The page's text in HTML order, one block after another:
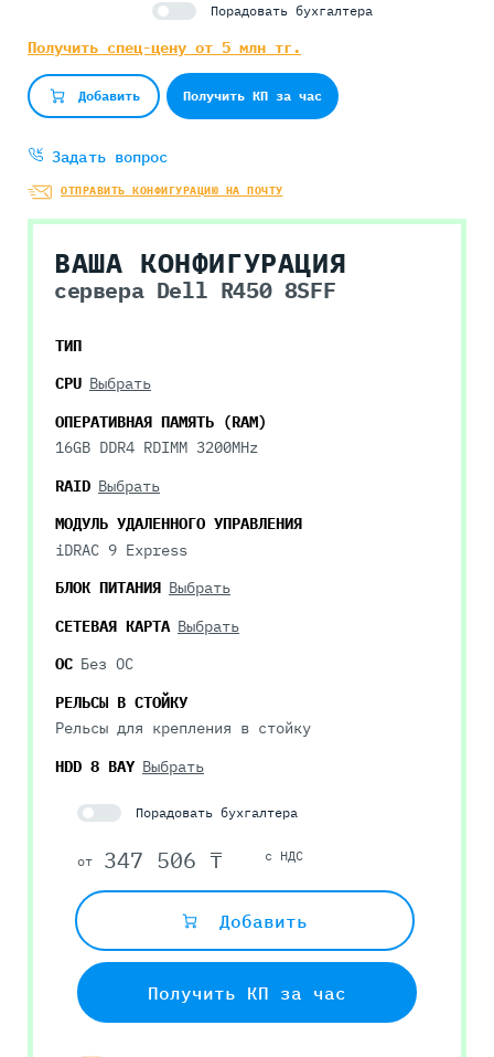
Порадовать бухгалтера
Получить спец-цену от 5 млн тг.
Добавить Получить КП за час
Задать вопрос
ОТПРАВИТЬ КОНФИГУРАЦИЮ НА ПОЧТУ
ВАША КОНФИГУРАЦИЯ
сервера Dell R450 8SFF
ТИП
CPU Выбрать
ОПЕРАТИВНАЯ ПАМЯТЬ (RAM)
16GB DDR4 RDIMM 3200MHz
RAID Выбрать
МОДУЛЬ УДАЛЕННОГО УПРАВЛЕНИЯ
iDRAC 9 Express
БЛОК ПИТАНИЯ Выбрать
СЕТЕВАЯ КАРТА Выбрать
ОС Без ОС
РЕЛЬСЫ В СТОЙКУ
Рельсы для крепления в стойку
HDD 8 BAY Выбрать
Порадовать бухгалтера
от 347 506 ₸ с НДС
Добавить
Получить КП за час